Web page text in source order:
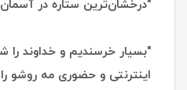
"درخشان‌ترین ستاره در
"بسیار خرسندیم و خداوند را
اینترنتی و حضوری مه روشو